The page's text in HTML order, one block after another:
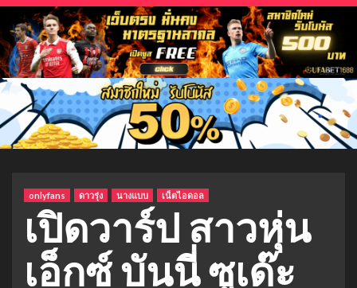
onlyfans ดาวรุ่ง นางแบบ เน็ตไอดอล
เปิดวาร์ป สาวหุ่น
เอ็กซ์ บันนี่ ซูเด๊ะ